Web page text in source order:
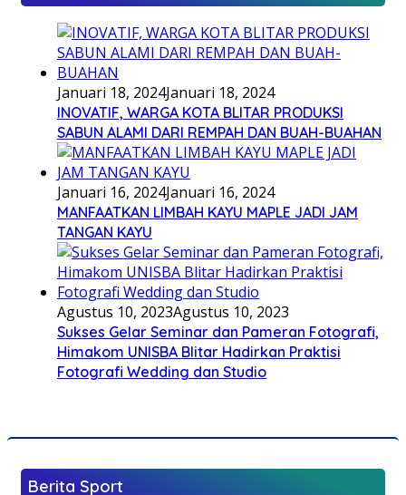
Januari 18, 2024Januari 18, 2024
INOVATIF, WARGA KOTA BLITAR PRODUKSI
SABUN ALAMI DARI REMPAH DAN BUAH-BUAHAN
Januari 16, 2024Januari 16, 2024
MANFAATKAN LIMBAH KAYU MAPLE JADI JAM
TANGAN KAYU
Agustus 10, 2023Agustus 10, 2023
Sukses Gelar Seminar dan Pameran Fotografi,
Himakom UNISBA Blitar Hadirkan Praktisi
Fotografi Wedding dan Studio
Berita Sport